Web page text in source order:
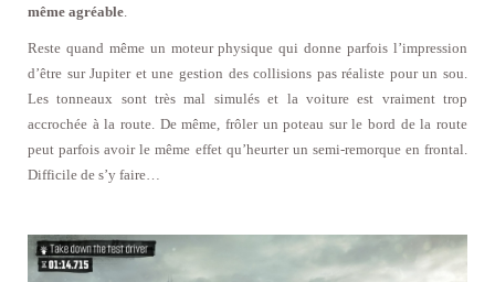
même agréable
Reste quand même un moteur physique qui donne parfois l’impression
d’être sur Jupiter et une gestion des collisions pas réaliste pour un sou.
Les tonneaux sont très mal simulés et la voiture est vraiment trop
accrochée à la route. De même, frôler un poteau sur le bord de la route
peut parfois avoir le même effet qu’heurter un semi-remorque en frontal.
Difficile de s’y faire…